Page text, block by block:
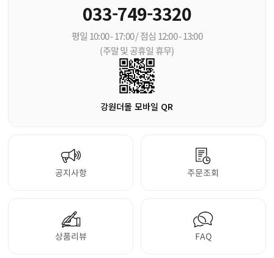
033-749-3320
평일 10:00 - 17:00 / 점심 12:00 - 13:00
(주말 및 공휴일 휴무)
강원더몰 모바일 QR
공지사항 주문조회
상품리뷰 FAQ